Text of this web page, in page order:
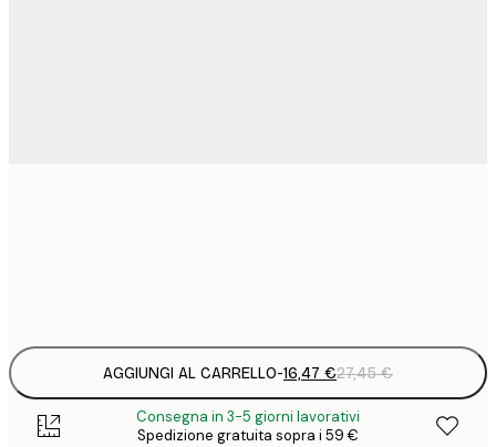
AGGIUNGI AL CARRELLO-16,47 €27,45 €
Consegna in 3-5 giorni lavorativi
Spedizione gratuita sopra i 59 €